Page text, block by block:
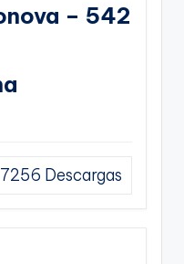
– 542
7256 Descargas